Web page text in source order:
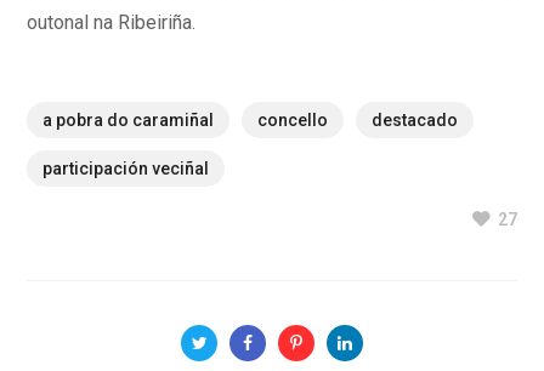
outonal na Ribeiriña.
a pobra do caramiñal concello destacado
participación veciñal
27